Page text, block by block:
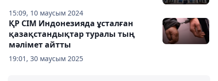
15:09, 10 маусым 2024
19:01, 30 маусым 2025
ҚР СІМ Индонезияда ұсталған
қазақстандықтар туралы тың
мәлімет айтты